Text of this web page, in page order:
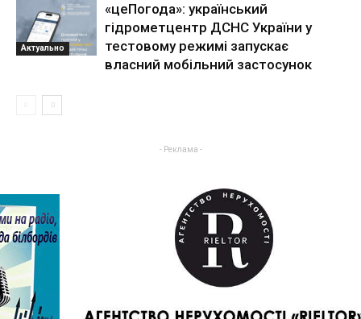
Актуально
«цеПогода»: український
гідрометцентр ДСНС України у
тестовому режимі запускає
власний мобільний застосунок
- Реклама -